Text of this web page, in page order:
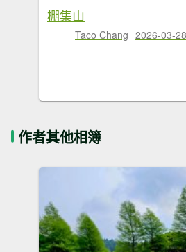
棚集山
Taco Chang 2026-03-28
作者其他相簿